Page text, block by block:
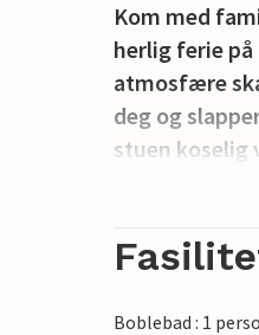
Kom med
herlig ferie
atmosfære
deg og
stuen koselig
Fredericia.
Klatre opp til
Boblebad : 1